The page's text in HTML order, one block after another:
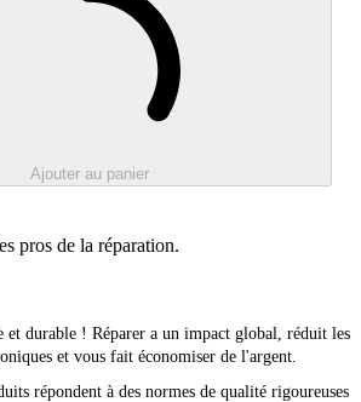
Ajouter au panier
pros de la réparation.
et durable ! Réparer a un impact global, réduit les
et vous fait économiser de l'argent.
répondent à des normes de qualité rigoureuses